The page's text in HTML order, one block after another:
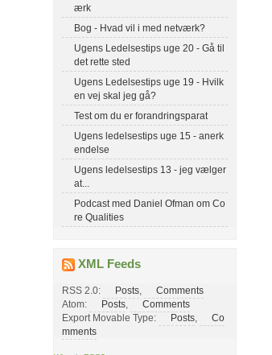
ærk
Bog - Hvad vil i med netværk?
Ugens Ledelsestips uge 20 - Gå til
det rette sted
Ugens Ledelsestips uge 19 - Hvilk
en vej skal jeg gå?
Test om du er forandringsparat
Ugens ledelsestips uge 15 - anerk
endelse
Ugens ledelsestips 13 - jeg vælger
at...
Podcast med Daniel Ofman om Co
re Qualities
XML Feeds
RSS 2.0: Posts
Comments
Atom:
Posts
Comments
Export Movable Type:
Posts
Co
mments